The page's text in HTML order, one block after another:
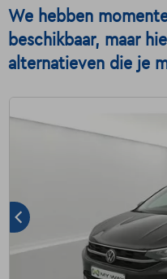
We hebben
beschikbaar, maar
alternatieven die je